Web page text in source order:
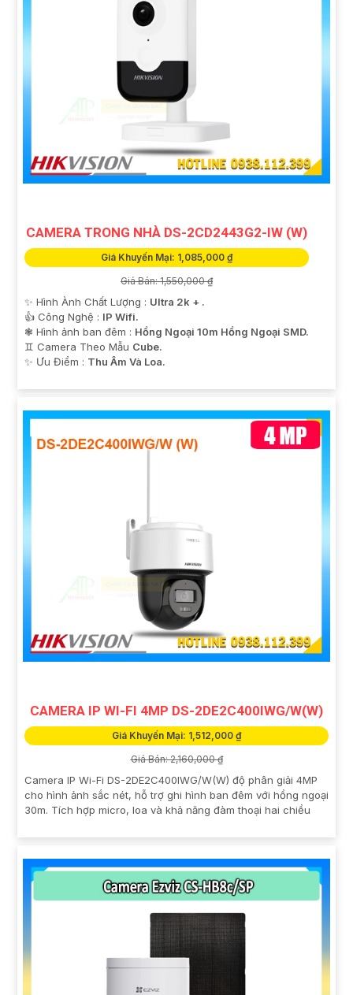
CAMERA TRONG NHÀ DS-2CD2443G2-IW (W)
Giá Khuyến Mại: 1,085,000 ₫
Giá Bán: 1,550,000 ₫
✨ Hình Ành Chất Lượng : Ultra 2k + .
👍 Công Nghệ : IP Wifi.
❃ Hình ảnh ban đêm : Hồng Ngoại 10m Hồng Ngoại SMD.
♊ Camera Theo Mẫu Cube.
️✨ Ưu Điểm : Thu Âm Và Loa.
CAMERA IP WI-FI 4MP DS-2DE2C400IWG/W(W)
Giá Khuyến Mại: 1,512,000 ₫
Giá Bán: 2,160,000 ₫
Camera IP Wi-Fi DS-2DE2C400IWG/W(W) độ phân giải 4MP
cho hình ảnh sắc nét, hỗ trợ ghi hình ban đêm với hồng ngoại
30m. Tích hợp micro, loa và khả năng đàm thoại hai chiều